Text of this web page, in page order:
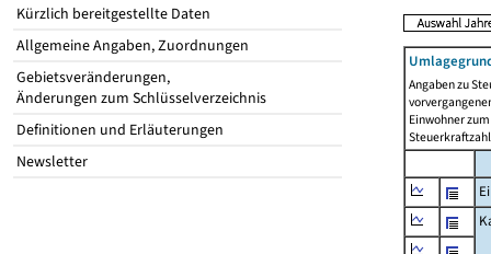
Kürzlich bereitgestellte Daten
Allgemeine Angaben, Zuordnungen
Gebietsveränderungen,
Änderungen zum Schlüsselverzeichnis
Definitionen und Erläuterungen
Newsletter
Angaben zu
Einwohner